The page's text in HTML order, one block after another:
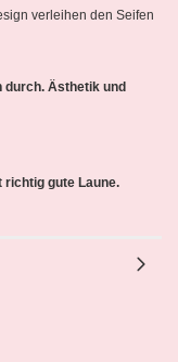
verleihen den Seifen
Ästhetik und
richtig gute Laune.